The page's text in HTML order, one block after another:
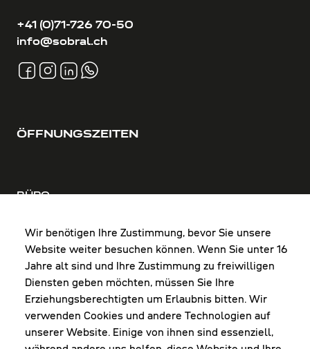
Wir benötigen Ihre Zustimmung, bevor Sie unsere
Website weiter besuchen können. Wenn Sie unter 16
Jahre alt sind und Ihre Zustimmung zu freiwilligen
Diensten geben möchten, müssen Sie Ihre
Erziehungsberechtigten um Erlaubnis bitten. Wir
verwenden Cookies und andere Technologien auf
unserer Website. Einige von ihnen sind essenziell,
+41 (0)71-726 70-50
info@sobral.ch
ÖFFNUNGSZEITEN
BÜRO
FR: 8:00-12:00 & 13:00-16:00 Uhr
Shop Diepoldsau
MO-Do: 8:00-12:00 & 13:00-17:30 Uhr
Fr: 8:00-16:00 Uhr
1. Samstag im Monat: 9:00-16:00 Uhr